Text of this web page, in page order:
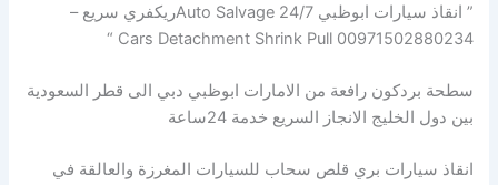
” انقاذ سيارات ابوظبي Auto Salvage 24/7ريكفري سريع –
00971502880234 Cars Detachment Shrink Pull “
سطحة بردكون رافعة من الامارات ابوظبي دبي الى قطر السعودية
بين دول الخليج الانجاز السريع خدمة 24ساعة
انقاذ سيارات بري قلص سحاب للسيارات المغرزة والعالقة في